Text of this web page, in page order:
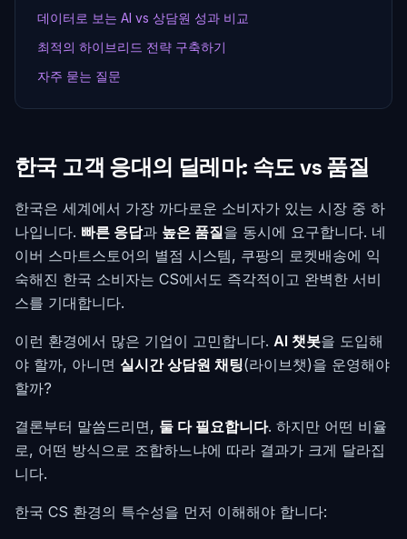
데이터로 보는 AI vs 상담원 성과 비교
최적의 하이브리드 전략 구축하기
자주 묻는 질문
한국 고객 응대의 딜레마: 속도 vs 품질
한국은 세계에서 가장 까다로운 소비자가 있는 시장 중 하
나입니다. 빠른 응답과 높은 품질을 동시에 요구합니다. 네
이버 스마트스토어의 별점 시스템, 쿠팡의 로켓배송에 익
숙해진 한국 소비자는 CS에서도 즉각적이고 완벽한 서비
스를 기대합니다.
이런 환경에서 많은 기업이 고민합니다. AI 챗봇을 도입해
야 할까, 아니면 실시간 상담원 채팅(라이브챗)을 운영해야
할까?
결론부터 말씀드리면, 둘 다 필요합니다. 하지만 어떤 비율
로, 어떤 방식으로 조합하느냐에 따라 결과가 크게 달라집
니다.
한국 CS 환경의 특수성을 먼저 이해해야 합니다: